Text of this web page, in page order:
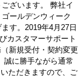
ざいます。 弊社イ
ールデンウィーク
す。2019年4月27日
カスタマーサポート
新規受付・契約変更
誠に勝手ながら通常
ただきますので、ご